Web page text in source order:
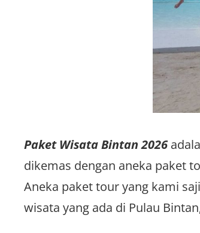
Paket Wisata Bintan 2026
dikemas dengan aneka paket
Aneka paket tour yang kami
wisata yang ada di Pulau